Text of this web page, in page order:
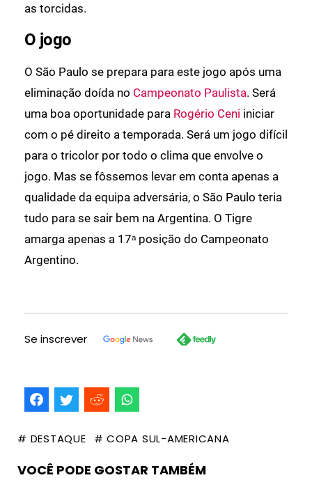
as torcidas.
O jogo
O São Paulo se prepara para este jogo após uma
eliminação doída no Campeonato Paulista. Será
uma boa oportunidade para Rogério Ceni iniciar
com o pé direito a temporada. Será um jogo difícil
para o tricolor por todo o clima que envolve o
jogo. Mas se fôssemos levar em conta apenas a
qualidade da equipa adversária, o São Paulo teria
tudo para se sair bem na Argentina. O Tigre
amarga apenas a 17ᵃ posição do Campeonato
Argentino.
Se inscrever
# DESTAQUE # COPA SUL-AMERICANA
VOCÊ PODE GOSTAR TAMBÉM